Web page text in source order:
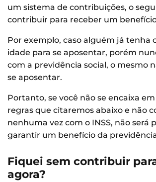
um sistema de contribuições, o
contribuir para receber um
Por exemplo, caso alguém já tenha
idade para se aposentar, porém
com a previdência social, o mesmo
se aposentar.
Portanto, se você não se encaixa
regras que citaremos abaixo e não
nenhuma vez com o INSS, não será
garantir um benefício da
Fiquei sem contribuir
agora?